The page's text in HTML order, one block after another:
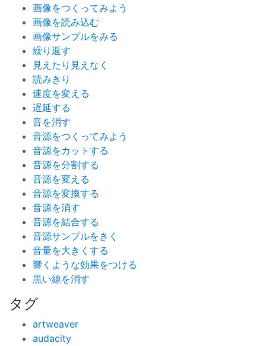
画像をつくってみよう
画像を読み込む
画像サンプルをみる
繰り返す
見えたり見えなく
読みきり
速度を変える
遅延する
音を消す
音源をつくってみよう
音源をカットする
音源を分割する
音源を変える
音源を変換する
音源を消す
音源を結合する
音源サンプルをきく
音量を大きくする
響くような効果をつける
黒い線を消す
タグ
artweaver
audacity